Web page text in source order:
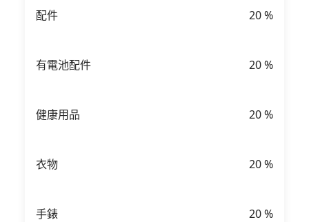
配件 20%
有電池配件 20%
健康用品 20%
衣物 20%
手錶 20%